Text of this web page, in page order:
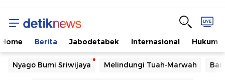
Home Berita Jabodetabek Internasional Hukum
Nyago Bumi Sriwijaya Melindungi Tuah-Marwah